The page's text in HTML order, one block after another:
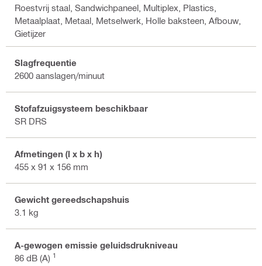
Roestvrij staal, Sandwichpaneel, Multiplex, Plastics,
Metaalplaat, Metaal, Metselwerk, Holle baksteen, Afbouw,
Gietijzer
Slagfrequentie
2600 aanslagen/minuut
Stofafzuigsysteem beschikbaar
SR DRS
Afmetingen (l x b x h)
455 x 91 x 156 mm
Gewicht gereedschapshuis
3.1 kg
A-gewogen emissie geluidsdrukniveau
86 dB (A) 1